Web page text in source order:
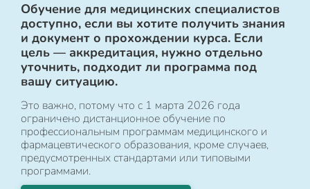
Обучение для медицинских специалистов
доступно, если вы хотите получить знания
и документ о прохождении курса. Если
цель — аккредитация, нужно отдельно
уточнить, подходит ли программа под
вашу ситуацию.
Это важно, потому что с 1 марта 2026 года
ограничено дистанционное обучение по
профессиональным программам медицинского и
фармацевтического образования, кроме случаев,
предусмотренных стандартами или типовыми
программами.